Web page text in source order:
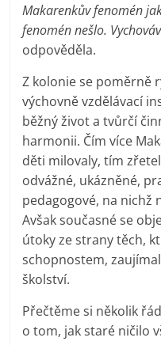
Makarenkův fenomén
fenomén nešlo.
odpověděla.
Z kolonie se poměrně
výchovně vzdělávací
běžný život a tvůrčí
harmonii. Čím více
děti milovaly, tím
odvážné, ukázněné,
pedagogové, na nichž
Avšak současné se
útoky ze strany těch,
schopnostem,
školství.
Přečtěme si několik
o tom, jak staré ničilo